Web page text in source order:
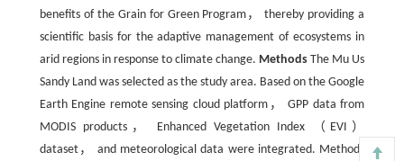
benefits of the Grain for Green Program， thereby providing a
scientific basis for the adaptive management of ecosystems in
arid regions in response to climate change. Methods The Mu Us
Sandy Land was selected as the study area. Based on the Google
Earth Engine remote sensing cloud platform， GPP data from
MODIS products， Enhanced Vegetation Index （EVI）
dataset， and meteorological data were integrated. Methods